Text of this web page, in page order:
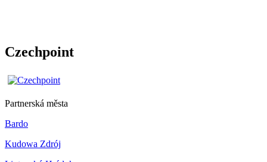
Czechpoint
Partnerská města
Bardo
Kudowa Zdrój